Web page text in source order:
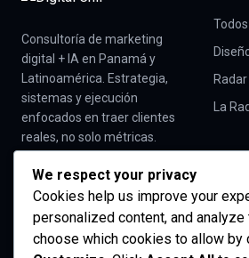
Consultoría de marketing
digital + IA en Panamá y
Latinoamérica. Estrategia,
sistemas y ejecución
enfocados en traer clientes
reales, no solo métricas.
de servicios y B2B en
Panamá y toda la región.
Radar
La
EMPEZAR
We respect your privacy
Cookies help us improve your
personalized content, and analyze
choose which cookies to allow by